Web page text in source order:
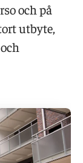
och på
utbyte,